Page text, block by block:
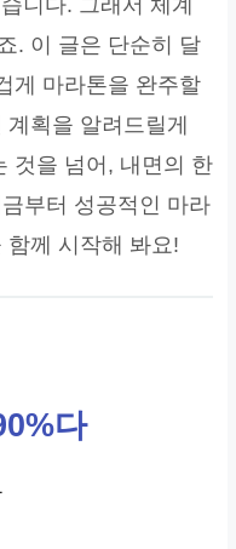
니다. 그래서 체계
. 이 글은 단순히 달
게 마라톤을 완주할
획을 알려드릴게
것을 넘어, 내면의 한
부터 성공적인 마라
함께 시작해 봐요!
다